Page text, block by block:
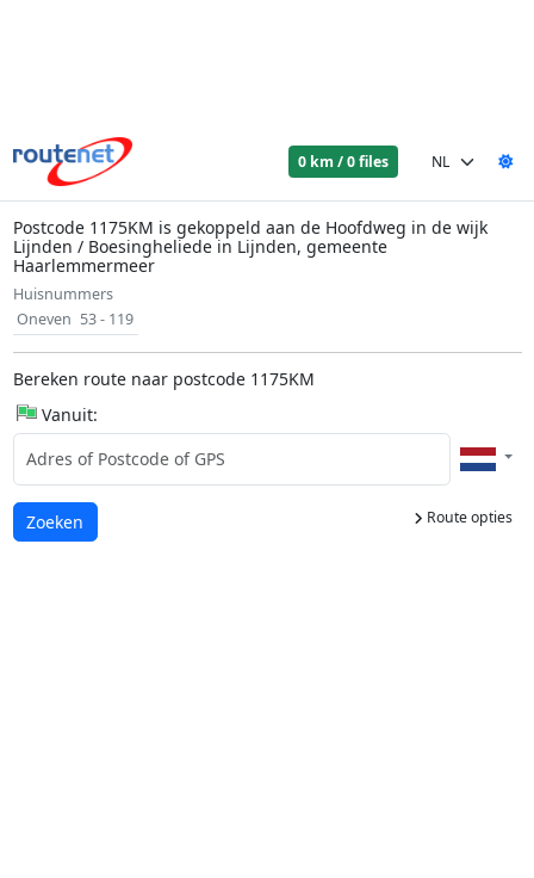
0 km / 0 files
Postcode 1175KM is gekoppeld aan de Hoofdweg in de wijk
Lijnden / Boesingheliede in Lijnden, gemeente
Haarlemmermeer
Huisnummers
Oneven 53 - 119
Bereken route naar postcode 1175KM
Vanuit:
Route opties
Laden...
Zoeken